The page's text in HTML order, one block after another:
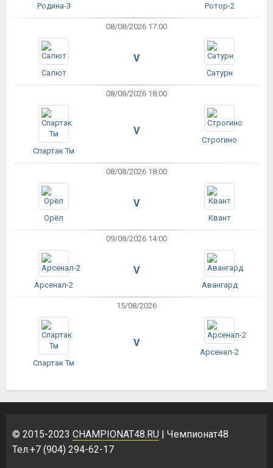
Родина-3 Ротор-2
08/08/2026 17:00
Салют
V
Сатурн
08/08/2026 18:00
Спартак Тм
V
Строгино
08/08/2026 18:00
Орёл
V
Квант
09/08/2026 14:00
Арсенал-2
V
Авангард
15/08/2026
Спартак Тм
V
Арсенал-2
© 2015-2023 CHAMPIONAT48.RU | Чемпионат48
Тел.+7 (904) 294-62-17